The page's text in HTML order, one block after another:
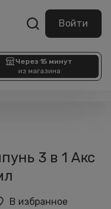
Войти
Через 15 минут
из магазина
3 в 1 Акс
В избранное